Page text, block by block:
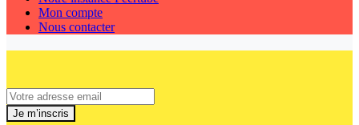
Mon compte
Nous contacter
Je m’inscris